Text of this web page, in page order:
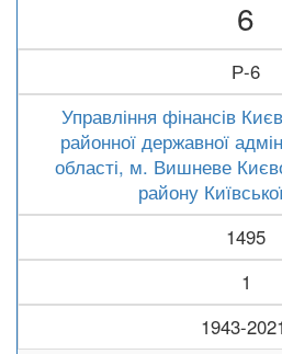
6
Р-6
Управління фінансів
районної державної
області, м. Вишневе
району
1495
1
1943-2021